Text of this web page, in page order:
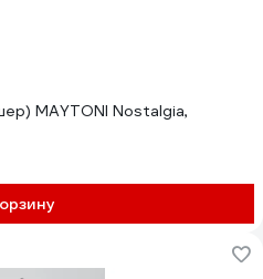
MAYTONI Nostalgia,